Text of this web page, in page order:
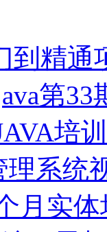
到精
第
培
理系统
月实